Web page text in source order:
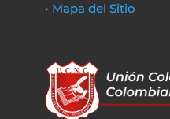
• Mapa del Sitio